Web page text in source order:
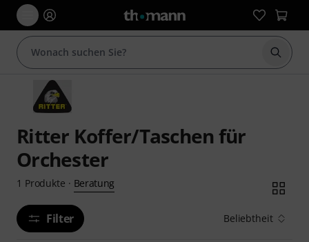
Suche
Ritter Koffer/Taschen für
Orchester
1 Produkte · Beratung
Filter Beliebtheit